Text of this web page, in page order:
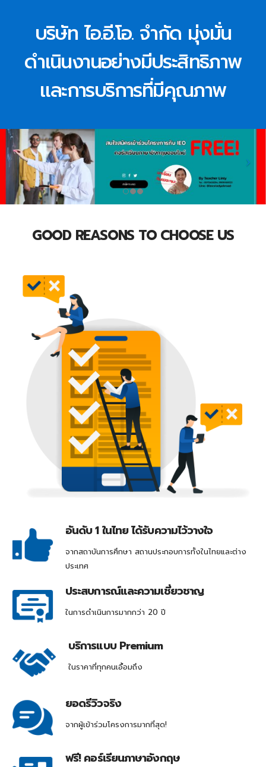
บริษัท ไอ.อี.โอ. จำกัด มุ่งมั่น
ดำเนินงานอย่างมีประสิทธิภาพ
และการบริการที่มีคุณภาพ
GOOD REASONS TO CHOOSE US
อันดับ 1 ในไทย ได้รับความไว้วางใจ
จากสถาบันการศึกษา สถานประกอบการทั้งในไทยและต่าง
ประเทศ
ประสบการณ์และความเชี่ยวชาญ
ในการดำเนินการมากกว่า 20 ปี
บริการแบบ Premium
ในราคาที่ทุกคนเอื้อมถึง
ยอดรีวิวจริง
จากผู้เข้าร่วมโครงการมากที่สุด!
ฟรี! คอร์เรียนภาษาอังกฤษ